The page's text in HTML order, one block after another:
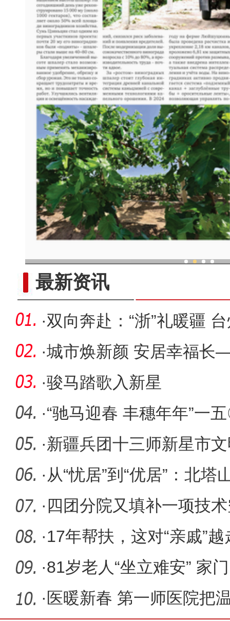
最新资讯
·双向奔赴：“浙”礼暖疆
达阿拉
·城市焕新颜 安居幸福
十三师新
·骏马踏歌入新星
·“驰马迎春 丰穗年年”一
新春文
·新疆兵团十三师新星市
· 从“忧居”到“优居”：北塔
· 四团分院又填补一项技
·17年帮扶，这对“亲戚”
·81岁老人“坐立难安” 家
险患者
· 医暖新春 第一师医院把